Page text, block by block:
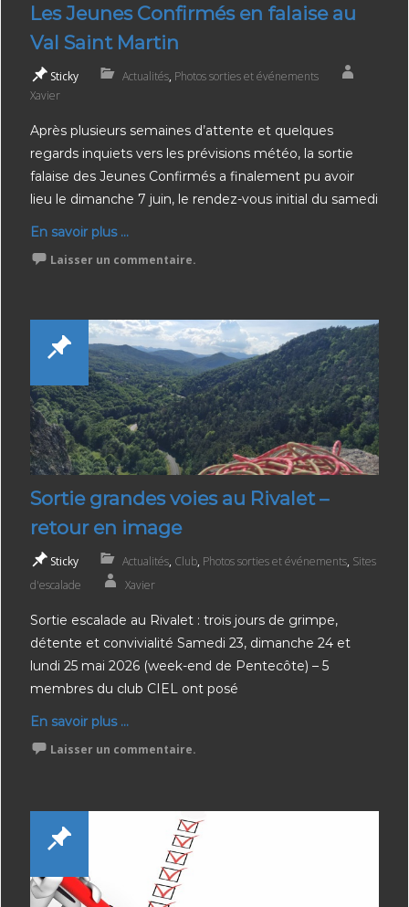
Les Jeunes Confirmés en falaise au
Val Saint Martin
Sticky Actualités, Photos sorties et événements
Xavier
Après plusieurs semaines d’attente et quelques
regards inquiets vers les prévisions météo, la sortie
falaise des Jeunes Confirmés a finalement pu avoir
lieu le dimanche 7 juin, le rendez-vous initial du samedi
En savoir plus ...
Laisser un commentaire.
Sortie grandes voies au Rivalet –
retour en image
Sticky Actualités, Club, Photos sorties et événements, Sites
d'escalade
Xavier
Sortie escalade au Rivalet : trois jours de grimpe,
détente et convivialité Samedi 23, dimanche 24 et
lundi 25 mai 2026 (week-end de Pentecôte) – 5
membres du club CIEL ont posé
En savoir plus ...
Laisser un commentaire.